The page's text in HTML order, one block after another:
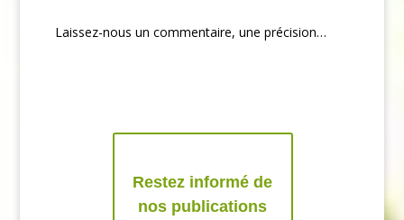
Laissez-nous un commentaire, une précision…